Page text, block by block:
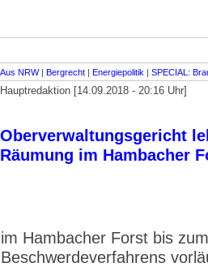
Aus NRW| Bergrecht | Energiepolitik | SPECIAL:
Hauptredaktion [14.09.2018 - 20:16 Uhr]
Oberverwaltungsgericht
Räumung im Hambacher
im Hambacher Forst bis
Beschwerdeverfahrens